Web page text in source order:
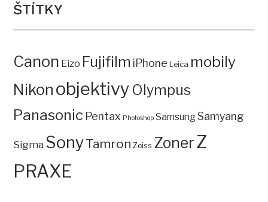
ŠTÍTKY
Canon Eizo Fujifilm iPhone Leica mobily
Nikon objektivy Olympus
Panasonic Pentax Photoshop SamsungSamyang
Sigma SonyTamron Zeiss ZonerZ
PRAXE